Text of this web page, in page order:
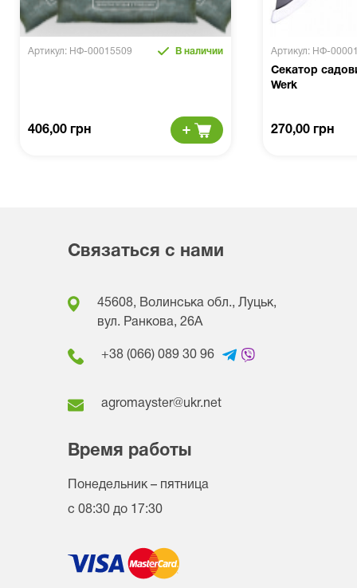
Артикул: НФ-00015509 В наличии
406,00 грн
Артикул: НФ-
Секатор
Werk
270,00 грн
Связаться с нами
45608, Волинська обл., Луцьк,
вул. Ранкова, 26A
+38 (066) 089 30 96
agromayster@ukr.net
Время работы
Понедельник – пятница
с 08:30 до 17:30